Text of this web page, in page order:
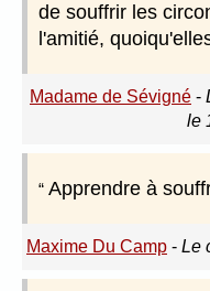
de souffrir les
l'amitié,
Madame de Sévigné -
le
Apprendre à
Maxime Du Camp - Le